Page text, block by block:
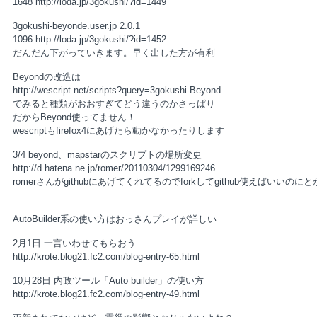
3gokushi-beyonde.user.jp 2.0.1
1096 http://loda.jp/3gokushi/?id=1452
だんだん下がっていきます。早く出した方が有利
Beyondの改造は
http://wescript.net/scripts?query=3gokushi-Beyond
でみると種類がおおすぎてどう違うのかさっぱり
だからBeyond使ってません！
wescriptもfirefox4にあげたら動かなかったりします
3/4 beyond、mapstarのスクリプトの場所変更
http://d.hatena.ne.jp/romer/20110304/1299169246
romerさんがgithubにあげてくれてるのでforkしてgithub使えばいいのにと
AutoBuilder系の使い方はおっさんプレイが詳しい
2月1日 一言いわせてもらおう
http://krote.blog21.fc2.com/blog-entry-65.html
10月28日 内政ツール「Auto builder」の使い方
http://krote.blog21.fc2.com/blog-entry-49.html